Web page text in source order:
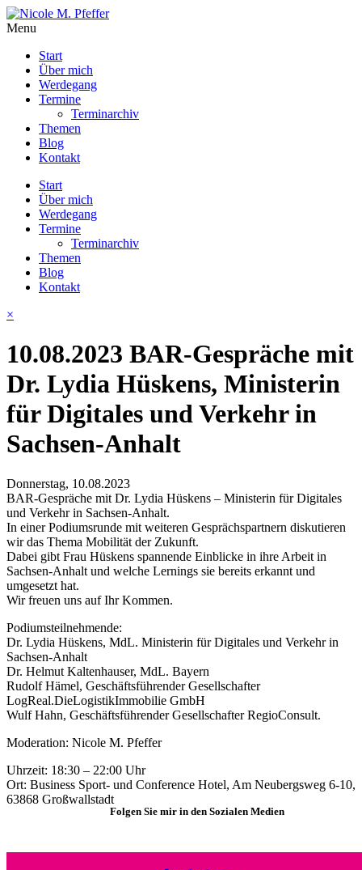
Menu
Start
Über mich
Werdegang
Termine
Terminarchiv
Themen
Blog
Kontakt
Start
Über mich
Werdegang
Termine
Terminarchiv
Themen
Blog
Kontakt
×
10.08.2023 BAR-Gespräche mit
Dr. Lydia Hüskens, Ministerin
für Digitales und Verkehr in
Sachsen-Anhalt
Donnerstag, 10.08.2023
BAR-Gespräche mit Dr. Lydia Hüskens – Ministerin für Digitales
und Verkehr in Sachsen-Anhalt.
In einer Podiumsrunde mit weiteren Gesprächspartnern diskutieren
wir das Thema Mobilität der Zukunft.
Dabei gibt Frau Hüskens spannende Einblicke in ihre Arbeit in
Sachsen-Anhalt und welche Lernings sie bereits erkannt und
umgesetzt hat.
Wir freuen uns auf Ihr Kommen.
Podiumsteilnehmende:
Dr. Lydia Hüskens, MdL. Ministerin für Digitales und Verkehr in
Sachsen-Anhalt
Dr. Helmut Kaltenhauser, MdL. Bayern
Rudolf Hämel, Geschäftsführender Gesellschafter
LogReal.DieLogistikImmobilie GmbH
Wulf Hahn, Geschäftsführender Gesellschafter RegioConsult.
Moderation: Nicole M. Pfeffer
Uhrzeit: 18:30 – 22:00 Uhr
Ort: Business Sport- und Conference Hotel, Am Neubergsweg 6-10,
63868 Großwallstadt
Folgen Sie mir in den Sozialen Medien